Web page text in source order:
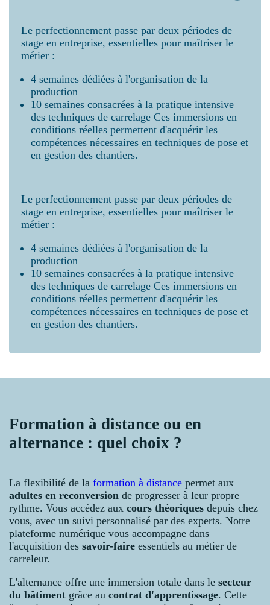
Le perfectionnement passe par deux périodes de
stage en entreprise, essentielles pour maîtriser le
métier :
4 semaines dédiées à l'organisation de la
production
10 semaines consacrées à la pratique intensive
des techniques de carrelage Ces immersions en
conditions réelles permettent d'acquérir les
compétences nécessaires en techniques de pose et
en gestion des chantiers.
Le perfectionnement passe par deux périodes de
stage en entreprise, essentielles pour maîtriser le
métier :
4 semaines dédiées à l'organisation de la
production
10 semaines consacrées à la pratique intensive
des techniques de carrelage Ces immersions en
conditions réelles permettent d'acquérir les
compétences nécessaires en techniques de pose et
en gestion des chantiers.
Formation à distance ou en
alternance : quel choix ?
La flexibilité de la formation à distance permet aux
adultes en reconversion de progresser à leur propre
rythme. Vous accédez aux cours théoriques depuis chez
vous, avec un suivi personnalisé par des experts. Notre
plateforme numérique vous accompagne dans
l'acquisition des savoir-faire essentiels au métier de
carreleur.
L'alternance offre une immersion totale dans le secteur
du bâtiment grâce au contrat d'apprentissage. Cette